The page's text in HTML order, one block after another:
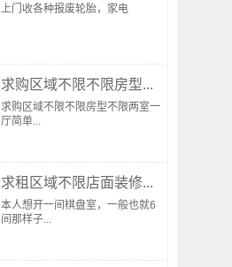
上门收各种报废轮胎，家电
求购区域不限不限房型...
求购区域不限不限房型不限两室一
厅简单...
求租区域不限店面装修...
本人想开一间棋盘室，一般也就6
间那样子...